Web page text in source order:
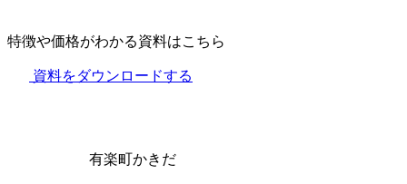
特徴や価格がわかる資料はこちら
資料をダウンロードする
有楽町かきだ